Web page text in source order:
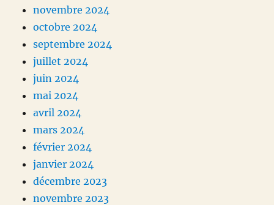
novembre 2024
octobre 2024
septembre 2024
juillet 2024
juin 2024
mai 2024
avril 2024
mars 2024
février 2024
janvier 2024
décembre 2023
novembre 2023